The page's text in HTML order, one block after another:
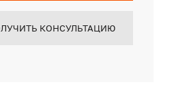
КОНСУЛЬТАЦИЮ